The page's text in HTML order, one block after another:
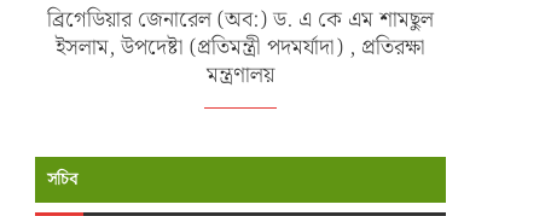
ব্রিগেডিয়ার জেনারেল (অব:) ড. এ কে এম শামছুল
ইসলাম, উপদেষ্টা (প্রতিমন্ত্রী পদমর্যাদা) , প্রতিরক্ষা
মন্ত্রণালয়
সচিব